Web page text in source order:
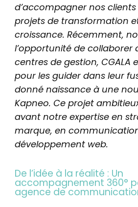
d’accompagner nos
projets de transformation
croissance. Récemment,
l’opportunité de collaborer
centres de gestion, CGALA
pour les guider dans leur
donné naissance à une
Kapneo. Ce projet
avant notre expertise en
marque, en
développement web.
De l’idée à la réalité : Un
accompagnement 360°
agence de